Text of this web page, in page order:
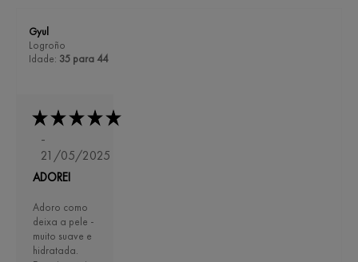
Gyul
Logroño
Idade: 35 para 44
-
21/05/2025
ADOREI
Adoro como
deixa a pele -
muito suave e
hidratada.